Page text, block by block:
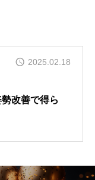
2025.02.18
改善で得ら